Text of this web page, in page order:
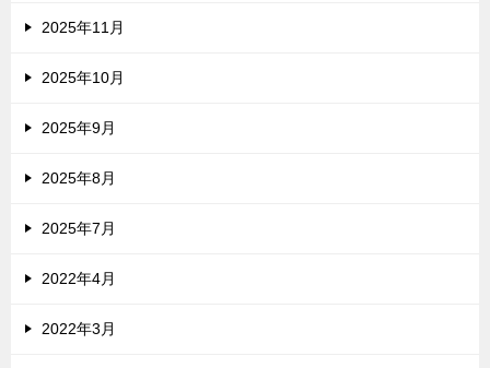
2025年11月
2025年10月
2025年9月
2025年8月
2025年7月
2022年4月
2022年3月